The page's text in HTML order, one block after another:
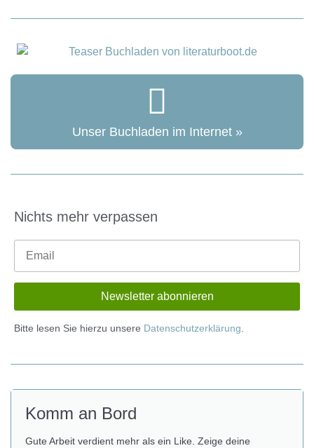
Unser Buchladen im Internet »
Nichts mehr verpassen
Bitte lesen Sie hierzu unsere Datenschutzerklärung.
Komm an Bord
Gute Arbeit verdient mehr als ein Like. Zeige deine